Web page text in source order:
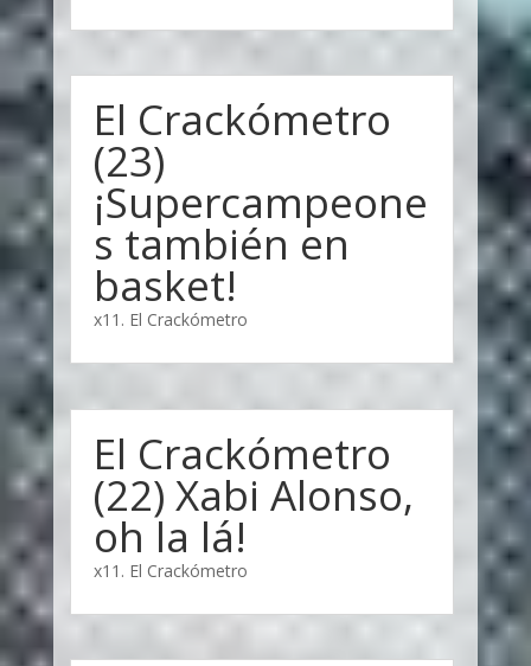
El Crackómetro
(23)
¡Supercampeone
s también en
basket!
x11. El Crackómetro
El Crackómetro
(22) Xabi Alonso,
oh la lá!
x11. El Crackómetro